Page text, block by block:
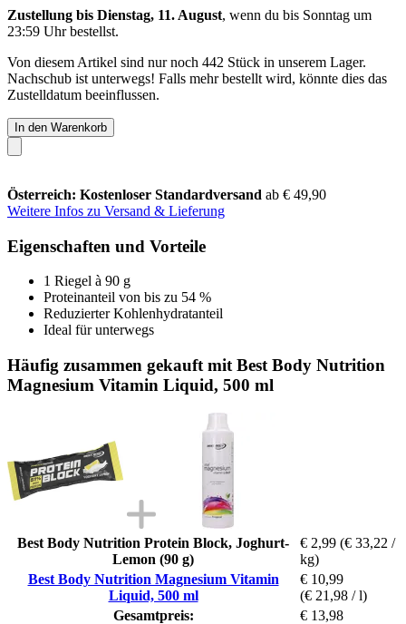
Zustellung bis Dienstag, 11. August, wenn du bis Sonntag um
23:59 Uhrbestellst.
Von diesem Artikel sind nur noch 442 Stück in unserem Lager.
Nachschub ist unterwegs! Falls mehr bestellt wird, könnte dies das
Zustelldatum beeinflussen.
In den Warenkorb
Österreich: Kostenloser Standardversand ab € 49,90
Weitere Infos zu Versand & Lieferung
Eigenschaften und Vorteile
1 Riegel à 90 g
Proteinanteil von bis zu 54 %
Reduzierter Kohlenhydratanteil
Ideal für unterwegs
Häufig zusammen gekauft mit Best Body Nutrition
Magnesium Vitamin Liquid, 500 ml
Best Body Nutrition Protein Block, Joghurt-
Lemon (90 g)
€ 2,99 (€ 33,22 /
kg)
Best Body Nutrition Magnesium Vitamin
Liquid, 500 ml
€ 10,99
(€ 21,98 / l)
Gesamtpreis:
€ 13,98